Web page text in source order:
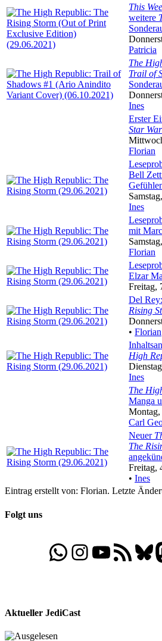
This
weitere
Patricia
The
Trail of
Ines
Erster
Star
Florian
Bell
Ines
mit
Florian
Elzar
Freitag,
Del
Rising
• Florian
High
Ines
The
Manga
Montag,
Carl
Neuer
The
Freitag,
• Ines
Eintrag erstellt von: Florian. Letzte
Folgt uns
WhatsApp
Folgt uns auf Instagram
Besucht unseren YouTube-Kanal
RSS-Feed
Aktueller JediCast